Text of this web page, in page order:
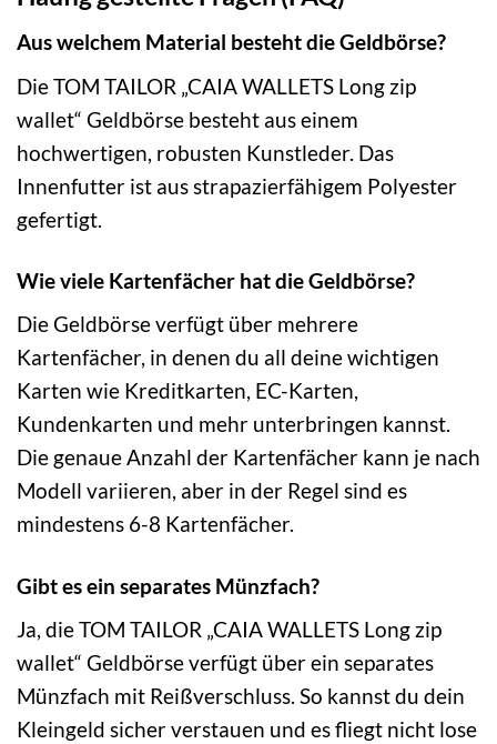
Aus welchem Material besteht die Geldbörse?
Die TOM TAILOR „CAIA WALLETS Long zip
wallet“ Geldbörse besteht aus einem
hochwertigen, robusten Kunstleder. Das
Innenfutter ist aus strapazierfähigem Polyester
gefertigt.
Wie viele Kartenfächer hat die Geldbörse?
Die Geldbörse verfügt über mehrere
Kartenfächer, in denen du all deine wichtigen
Karten wie Kreditkarten, EC-Karten,
Kundenkarten und mehr unterbringen kannst.
Die genaue Anzahl der Kartenfächer kann je nach
Modell variieren, aber in der Regel sind es
mindestens 6-8 Kartenfächer.
Gibt es ein separates Münzfach?
Ja, die TOM TAILOR „CAIA WALLETS Long zip
wallet“ Geldbörse verfügt über ein separates
Münzfach mit Reißverschluss. So kannst du dein
Kleingeld sicher verstauen und es fliegt nicht lose